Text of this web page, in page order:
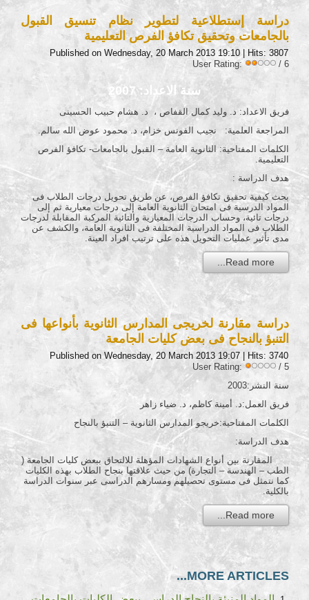
دراسة إستطلاعية لتطوير نظام تنسيق القبول
بالجامعات وتحقيق تكافؤ الفرص التعليمية
Published on Wednesday, 20 March 2013 19:10| Hits: 3807
User Rating:
/ 6
سنة الاعداد: 2007
فريق الاعداد: د. وليد كمال القفاص ، د. هشام حبيب الحسينى
المراجعة العلمية: نجيب الفونس خزام، د. محمود عوض الله سالم.
الكلمات المفتاحية: الثانوية العامة – القبول بالجامعات- تكافؤ الفرص
التعليمية.
هدف الدراسة :
بحث كيفية تحقيق تكافؤ الفرص، عن طريق تحويل درجات الطلاب فى
المواد الدرسية فى امتحان الثانوية العامة إلى درجات معيارية ثم إلى
درجات تائية، وحساب الدرجات المعيارية والتائية المركبة المقابلة لدرجات
الطلاب فى المواد الدراسية المختلفة فى الثانوية العامة، والكشف عن
مدى تأثير عمليات التحويل هذه على ترتيب افراد العينة.
Read more...
دراسة مقارنة لخريجى المدارس الثانوية بأنواعها فى
التنبؤ بالنجاح فى بعض كليات الجامعة
Published on Wednesday, 20 March 2013 19:07| Hits: 3740
User Rating:
/ 5
سنة النشر:2003
فريق العمل:د. أمينة كاظم، د. ضياء زاهر
الكلمات المفتاحية:خريجو المدارس الثانوية – التنبؤ بالنجاح
هدف الدراسة:
المقارنة بين أنواع الشهادات المؤهلة للالتحاق ببعض كليات الجامعة (
الطب – الهندسة – التجارة) من حيث علاقتها بنجاح الطلاب بهذه الكليات
كما نتمثل فى مستوى تحصيلهم ومسارهم الدراسى عبر سنوات الدراسة
بالكلية.
Read more...
MORE ARTICLES...